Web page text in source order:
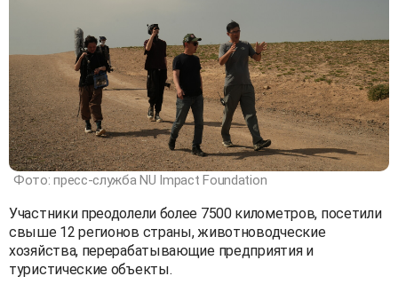
Фото: пресс-служба NU Impact Foundation
Участники преодолели более 7500 километров, посетили
свыше 12 регионов страны, животноводческие
хозяйства, перерабатывающие предприятия и
туристические объекты.